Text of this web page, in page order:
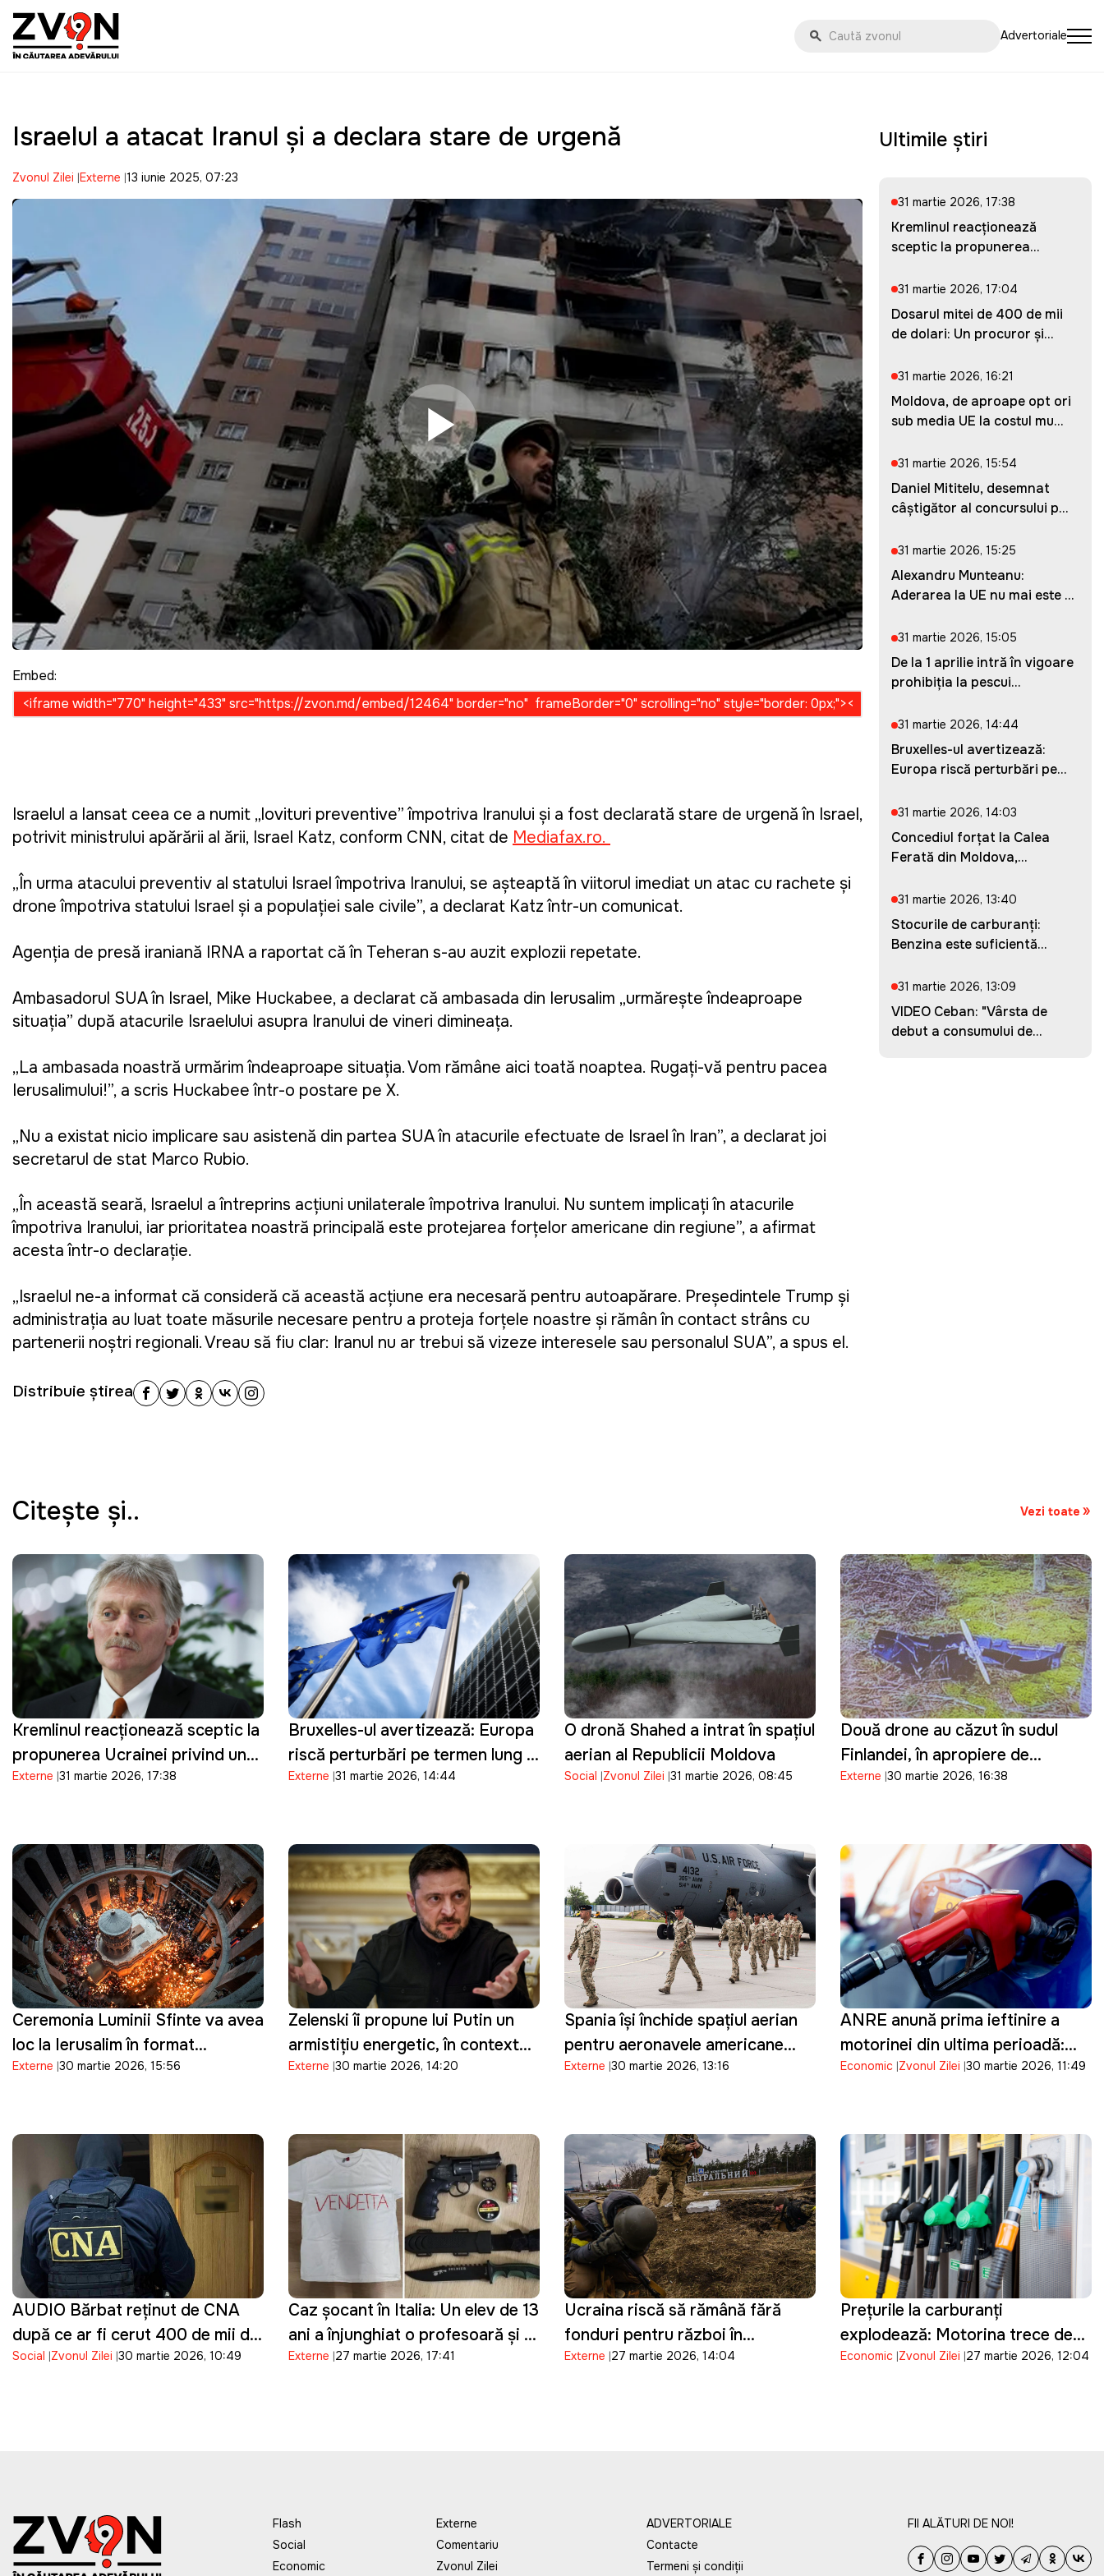
Advertoriale
Israelul a atacat Iranul și a declara stare de urgență
Zvonul Zilei Externe 13 iunie 2025, 07:23
Play Video
Embed:
Israelul a lansat ceea ce a numit „lovituri preventive” împotriva Iranului și a fost declarată stare de urgență în Israel,
potrivit ministrului apărării al țării, Israel Katz, conform CNN, citat de Mediafax.ro.
„În urma atacului preventiv al statului Israel împotriva Iranului, se așteaptă în viitorul imediat un atac cu rachete și
drone împotriva statului Israel și a populației sale civile”, a declarat Katz într-un comunicat.
Agenția de presă iraniană IRNA a raportat că în Teheran s-au auzit explozii repetate.
Ambasadorul SUA în Israel, Mike Huckabee, a declarat că ambasada din Ierusalim „urmărește îndeaproape
situația” după atacurile Israelului asupra Iranului de vineri dimineața.
„La ambasada noastră urmărim îndeaproape situația. Vom rămâne aici toată noaptea. Rugați-vă pentru pacea
Ierusalimului!”, a scris Huckabee într-o postare pe X.
„Nu a existat nicio implicare sau asistență din partea SUA în atacurile efectuate de Israel în Iran”, a declarat joi
secretarul de stat Marco Rubio.
„În această seară, Israelul a întreprins acțiuni unilaterale împotriva Iranului. Nu suntem implicați în atacurile
împotriva Iranului, iar prioritatea noastră principală este protejarea forțelor americane din regiune”, a afirmat
acesta într-o declarație.
„Israelul ne-a informat că consideră că această acțiune era necesară pentru autoapărare. Președintele Trump și
administrația au luat toate măsurile necesare pentru a proteja forțele noastre și rămân în contact strâns cu
partenerii noștri regionali. Vreau să fiu clar: Iranul nu ar trebui să vizeze interesele sau personalul SUA”, a spus el.
Distribuie știrea
Ultimile știri
31 martie 2026, 17:38
Kremlinul reacționează
sceptic la propunerea
31 martie 2026, 17:04
Dosarul mitei de 400 de mii
de dolari: Un procuror și...
31 martie 2026, 16:21
Moldova, de aproape opt ori
sub media UE la costul mu...
31 martie 2026, 15:54
Daniel Mititelu, desemnat
câștigător al concursului p...
31 martie 2026, 15:25
Alexandru Munteanu:
Aderarea la UE nu mai este o
31 martie 2026, 15:05
De la 1 aprilie intră în vigoare
prohibiția la pescui...
31 martie 2026, 14:44
Bruxelles-ul avertizează:
Europa riscă perturbări pe...
31 martie 2026, 14:03
Concediul forțat la Calea
Ferată din Moldova,
31 martie 2026, 13:40
Stocurile de carburanți:
Benzina este suficientă
31 martie 2026, 13:09
VIDEO Ceban: "Vârsta de
debut a consumului de
Citeşte şi.. Vezi toate
Kremlinul reacționează sceptic la
propunerea Ucrainei privind un
armistițiu de Paște
Externe 31 martie 2026, 17:38
Bruxelles-ul avertizează: Europa
riscă perturbări pe termen lung în
sectorul energetic
Externe 31 martie 2026, 14:44
O dronă Shahed a intrat în spațiul
aerian al Republicii Moldova
Social Zvonul Zilei 31 martie 2026, 08:45
Două drone au căzut în sudul
Finlandei, în apropiere de
frontiera cu Rusia: Kievul
Externe 30 martie 2026, 16:38
Ceremonia Luminii Sfinte va avea
loc la Ierusalim în format
restrâns, pe fondul tensiunilor de
Externe 30 martie 2026, 15:56
Zelenski îi propune lui Putin un
armistițiu energetic, în contextul
crizei din Orientul Mijlociu:
Externe 30 martie 2026, 14:20
Spania își închide spațiul aerian
pentru aeronavele americane
implicate în operațiuni militare
sale militare
Externe 30 martie 2026, 13:16
ANRE anunță prima ieftinire a
motorinei din ultima perioadă:
Prețul scade cu 17 bani
Economic Zvonul Zilei 30 martie 2026, 11:49
AUDIO Bărbat reținut de CNA
după ce ar fi cerut 400 de mii de
dolari pentru influențarea unei
Social Zvonul Zilei 30 martie 2026, 10:49
Caz șocant în Italia: Un elev de 13
ani a înjunghiat o profesoară și a
transmis totul live pe Telegram
Externe 27 martie 2026, 17:41
Ucraina riscă să rămână fără
fonduri pentru război în
următoarele două luni
Externe 27 martie 2026, 14:04
Prețurile la carburanți
explodează: Motorina trece de
32 de lei pe litru
Economic Zvonul Zilei 27 martie 2026, 12:04
Flash
Social
Economic
Externe
Comentariu
Zvonul Zilei
ADVERTORIALE
Contacte
Termeni și condiții
FII ALĂTURI DE NOI!